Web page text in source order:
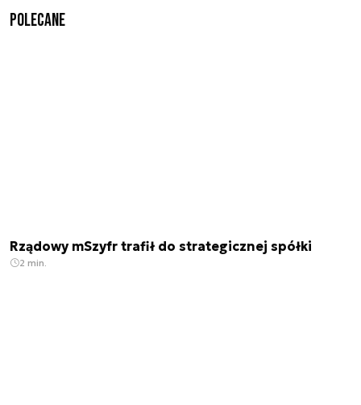
Polecane
Rządowy mSzyfr trafił do strategicznej spółki
2 min.